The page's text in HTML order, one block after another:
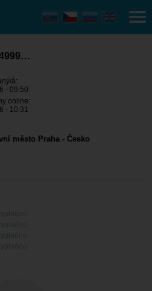
á:
- 09:50
online:
- 10:31
město Praha - Česko